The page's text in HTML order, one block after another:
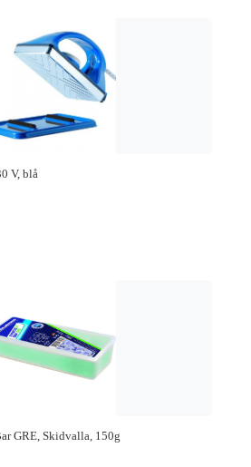
V, blå
GRE, Skidvalla, 150g